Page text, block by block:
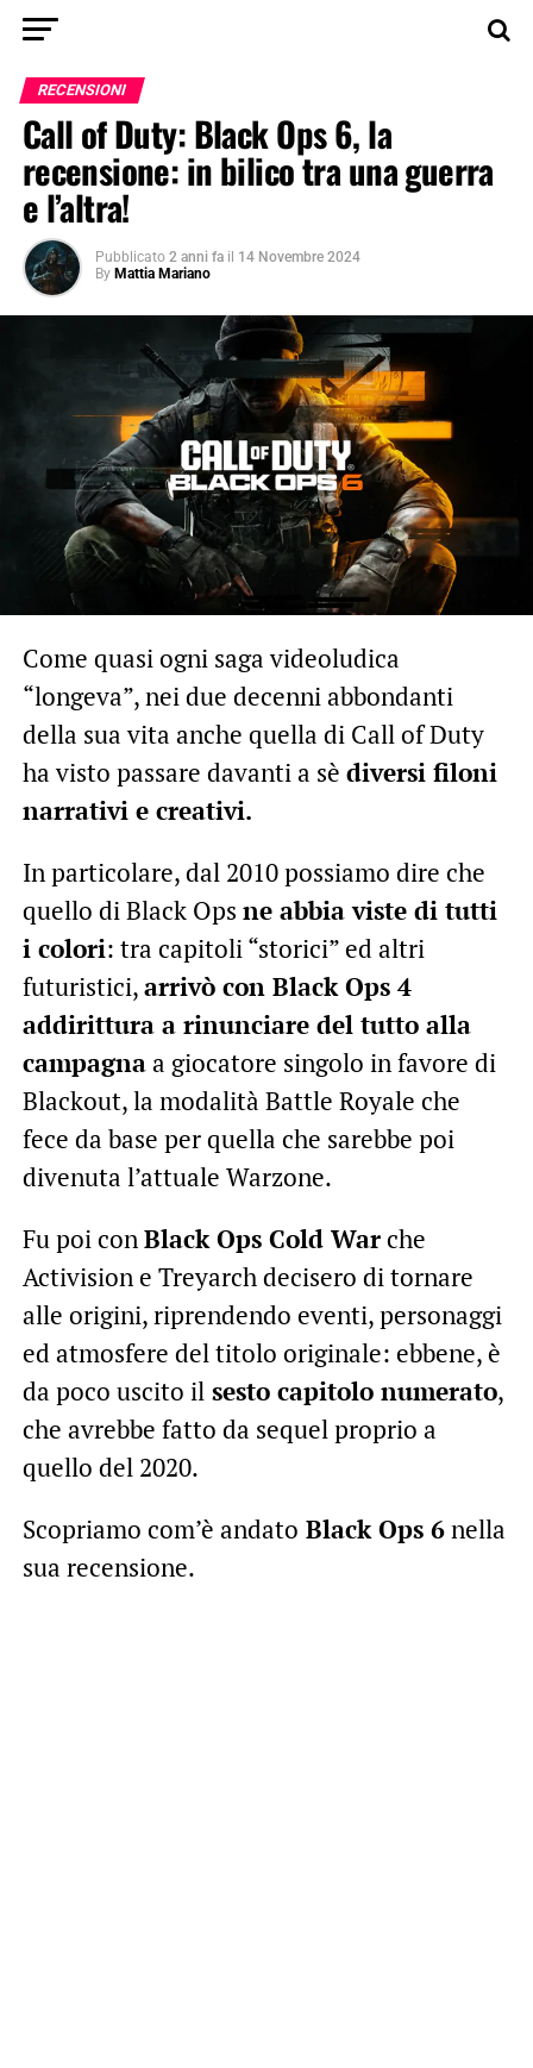
RECENSIONI
Call of Duty: Black Ops 6, la
recensione: in bilico tra una guerra
e l’altra!
Pubblicato 2 anni fa il 14 Novembre 2024
By Mattia Mariano
Come quasi ogni saga videoludica
“longeva”, nei due decenni abbondanti
della sua vita anche quella di Call of Duty
ha visto passare davanti a sè diversi filoni
narrativi e creativi.
In particolare, dal 2010 possiamo dire che
quello di Black Ops ne abbia viste di tutti
i colori: tra capitoli “storici” ed altri
futuristici,arrivò con Black Ops 4
addirittura a rinunciare del tutto alla
campagnaa giocatore singolo in favore di
Blackout, la modalità Battle Royale che
fece da base per quella che sarebbe poi
divenuta l’attuale Warzone.
Fu poi conBlack Ops Cold Warche
Activision e Treyarch decisero di tornare
alle origini, riprendendo eventi, personaggi
ed atmosfere del titolo originale: ebbene, è
da poco uscito ilsesto capitolo numerato,
che avrebbe fatto da sequel proprio a
quello del 2020.
Scopriamo com’è andato Black Ops 6nella
sua recensione.